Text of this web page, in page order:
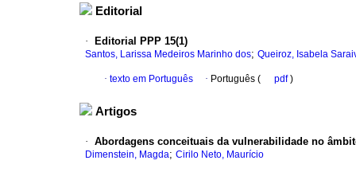
Editorial
· Editorial PPP 15(1)
Santos, Larissa Medeiros Marinho dos; Queiroz, Isabela
· texto em Português · Português ( pdf)
Artigos
· Abordagens conceituais da vulnerabilidade no
Dimenstein, Magda; Cirilo Neto, Maurício